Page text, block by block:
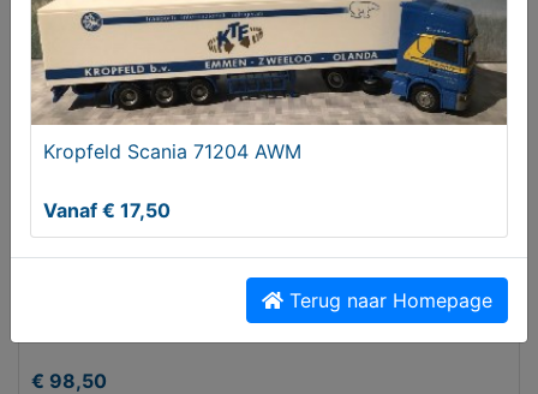
€ 98,50
Kropfeld Scania 71204 AWM
Vanaf € 17,50
Terug naar Homepage